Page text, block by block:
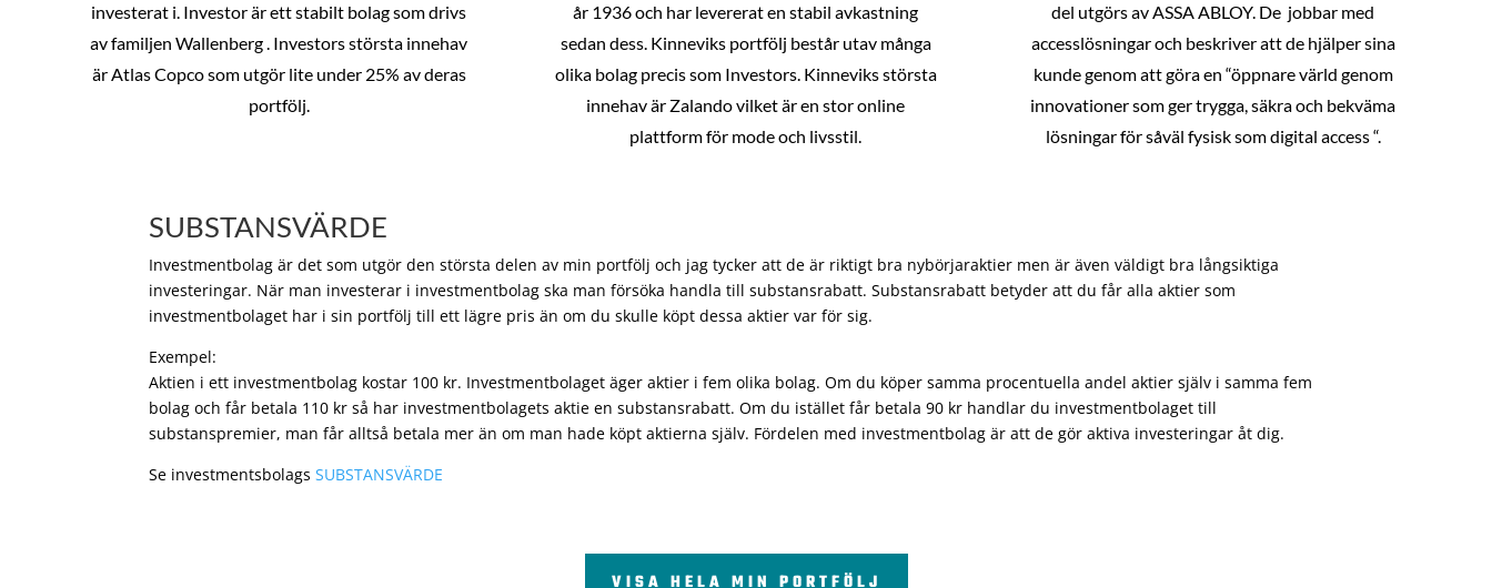
investerat i. Investor är ett stabilt bolag som drivs
av familjen Wallenberg . Investors största innehav
är Atlas Copco som utgör lite under 25% av deras
portfölj.
år 1936 och har levererat en stabil avkastning
sedan dess. Kinneviks portfölj består utav många
olika bolag precis som Investors. Kinneviks största
innehav är Zalando vilket är en stor online
plattform för mode och livsstil.
del utgörs av ASSA ABLOY. De jobbar med
accesslösningar och beskriver att de hjälper sina
kunde genom att göra en “öppnare värld genom
innovationer som ger trygga, säkra och bekväma
lösningar för såväl fysisk som digital access “.
SUBSTANSVÄRDE
Investmentbolag är det som utgör den största delen av min portfölj och jag tycker att de är riktigt bra nybörjaraktier men är även väldigt bra långsiktiga
investeringar. När man investerar i investmentbolag ska man försöka handla till substansrabatt. Substansrabatt betyder att du får alla aktier som
investmentbolaget har i sin portfölj till ett lägre pris än om du skulle köpt dessa aktier var för sig.
Exempel:
Aktien i ett investmentbolag kostar 100 kr. Investmentbolaget äger aktier i fem olika bolag. Om du köper samma procentuella andel aktier själv i samma fem
bolag och får betala 110 kr så har investmentbolagets aktie en substansrabatt. Om du istället får betala 90 kr handlar du investmentbolaget till
substanspremier, man får alltså betala mer än om man hade köpt aktierna själv. Fördelen med investmentbolag är att de gör aktiva investeringar åt dig.
Se investmentsbolagsSUBSTANSVÄRDE
VISA HELA MIN PORTFÖLJ